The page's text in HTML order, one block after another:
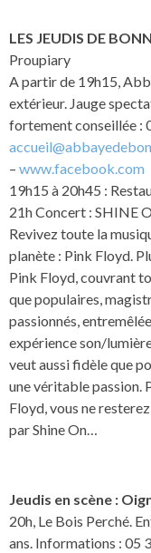
LES JEUDIS DE
Proupiary
A partir de 19h15,
extérieur. Jauge
fortement conseillée :
– www.facebook.com
19h15 à 20h45 :
21h Concert : SHINE
Revivez toute la
planète : Pink Floyd.
Pink Floyd, couvrant
que populaires,
passionnés,
expérience son/
veut aussi fidèle que
une véritable passion.
Floyd, vous ne
par Shine On…
Jeudis en scène :
20h, Le Bois Perché.
ans. Informations : 05